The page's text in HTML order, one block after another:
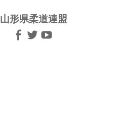
山形県柔道連盟